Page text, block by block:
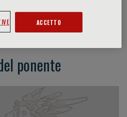
ponente
ACCETTO